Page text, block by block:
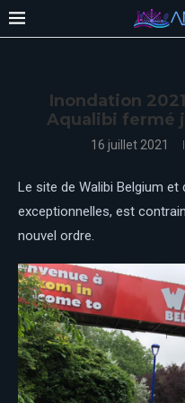
Inondation
Aqualibi fermé
16 juillet 2021
Le site de Walibi Belgium et
exceptionnelles, est
nouvel ordre.